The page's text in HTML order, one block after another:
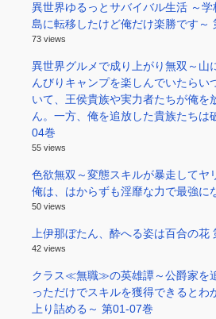
異世界ゆるっとサバイバル生活 ～学
島に転移したけど俺だけ楽勝です～
73 views
異世界グルメで成り上がり無双～山
んびりキャンプを楽しんでいたらい
いて、王侯貴族や実力者たちが俺を
ん。一方、俺を追放した貴族たちは
04巻
55 views
色欲無双～変態スキルが暴走してヤ
俺は、はからずも淫靡な力で最強に
50 views
上伊那ぼたん、酔へる姿は百合の花
42 views
クラス≪無職≫の英雄譚～公爵家を
っただけでスキルを獲得できるとわ
上り詰める～ 第01-07巻